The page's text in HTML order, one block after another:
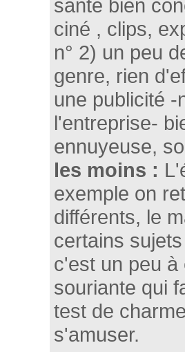
santé bien
ciné , clips,
n° 2) un peu
genre, rien
une publicité
l'entreprise-
ennuyeuse,
les moins :
exemple on
différents, le
certains
c'est un peu
souriante qui
test de
s'amuser.